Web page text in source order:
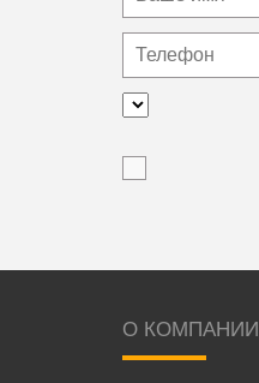
О КОМПАНИИ